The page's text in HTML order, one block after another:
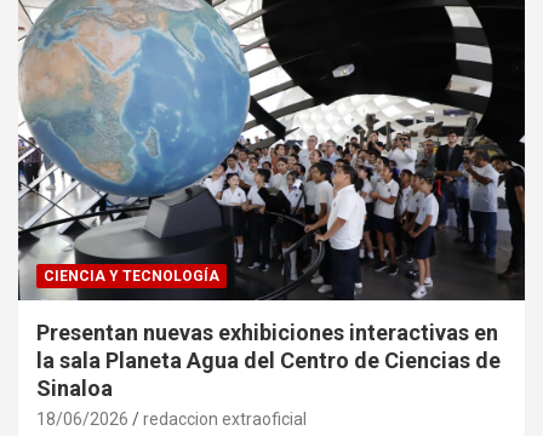
CIENCIA Y TECNOLOGÍA
Presentan nuevas exhibiciones interactivas en
la sala Planeta Agua del Centro de Ciencias de
Sinaloa
18/06/2026 redaccion extraoficial